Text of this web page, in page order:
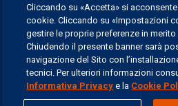
FAQ
LAVORA CON NOI
©2026 ERSEL BANCA PRIVATA
Cliccando su «Accetta» si
cookie. Cliccando su «Impostazioni
gestire le proprie preferenze in
Chiudendo il presente banner sarà
navigazione del Sito con
tecnici. Per ulteriori informazioni
Informativa Privacy e la Cookie